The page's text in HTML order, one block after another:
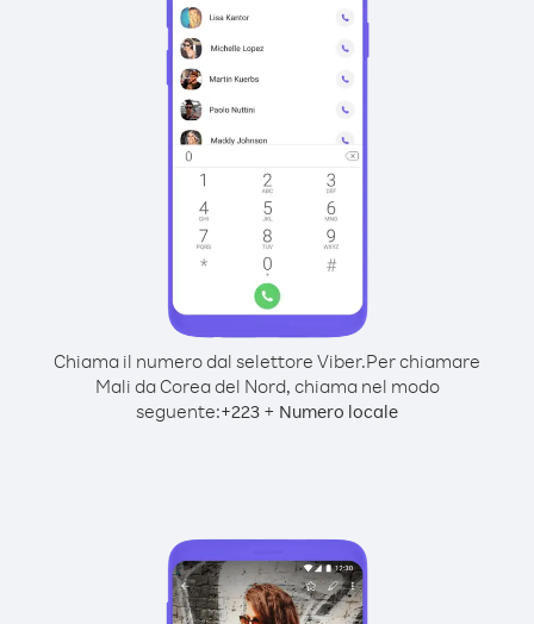
Chiama il numero dal selettore Viber.Per chiamare
Mali da Corea del Nord, chiama nel modo
seguente:+223 + Numero locale